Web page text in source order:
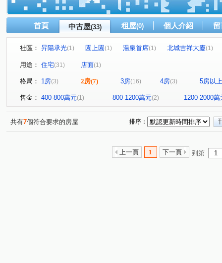
首頁 中古屋(33) 租屋(0) 個人介紹
社區： 昇陽承光(1) 園上園(1) 湯泉首席(1) 北城吉祥大廈(1)
極景 富裔河
上碧潭 找甄甄最划算 (1) 找甄甄最划算(1) 風華(1)
雨果文學館(1) 水美安康(1) 中央名家 建國芳鄰(1)
中央六街(1) 開封街二段(1) 中興路二段(2) 環河路(2)
北新路二段(1) 央北二路(1) 大華三路(1)
安興路(1) 合宜路(1) 圓通路(1) 達觀路(1)
興隆路三
(2) 安康路一段 (1) 中央路(2)
用途： 住宅(31) 店面(1)
格局： 1房(3) 2房(7) 3房(16) 4房(3) 5房以上
售金： 400-800萬元(1) 800-1200萬元(2) 1200-2000萬
共有7個符合要求的房屋 排序：
上一頁 1 下一頁 到第